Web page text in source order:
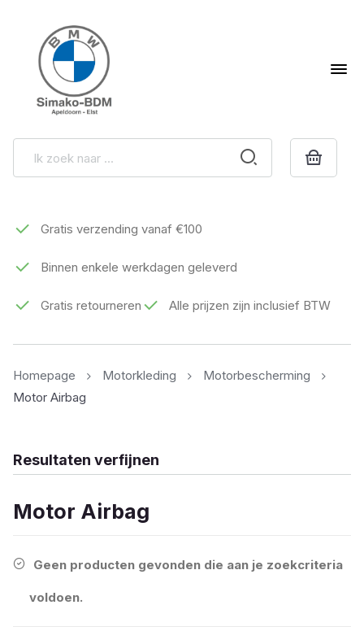
Gratis verzending vanaf €100
Binnen enkele werkdagen geleverd
Gratis retourneren Alle prijzen zijn inclusief BTW
Homepage Motorkleding
Motorbescherming
Motor Airbag
Motor Airbag
Geen producten gevonden die aan je zoekcriteria
voldoen.
Resultaten verfijnen